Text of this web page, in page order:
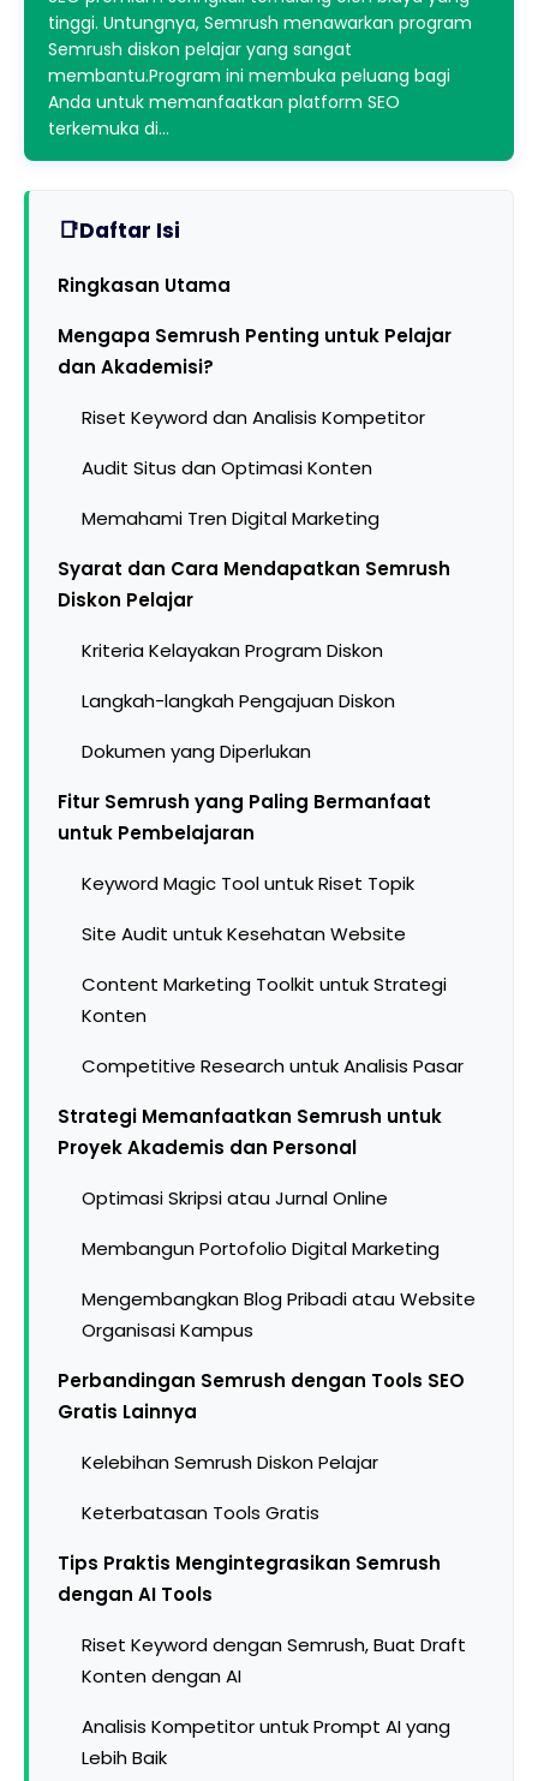
tinggi. Untungnya, Semrush menawarkan program
Semrush diskon pelajar yang sangat
membantu.Program ini membuka peluang bagi
Anda untuk memanfaatkan platform SEO
terkemuka di…
Daftar Isi
Ringkasan Utama
Mengapa Semrush Penting untuk Pelajar
dan Akademisi?
Riset Keyword dan Analisis Kompetitor
Audit Situs dan Optimasi Konten
Memahami Tren Digital Marketing
Syarat dan Cara Mendapatkan Semrush
Diskon Pelajar
Kriteria Kelayakan Program Diskon
Langkah-langkah Pengajuan Diskon
Dokumen yang Diperlukan
Fitur Semrush yang Paling Bermanfaat
untuk Pembelajaran
Keyword Magic Tool untuk Riset Topik
Site Audit untuk Kesehatan Website
Content Marketing Toolkit untuk Strategi
Konten
Competitive Research untuk Analisis Pasar
Strategi Memanfaatkan Semrush untuk
Proyek Akademis dan Personal
Optimasi Skripsi atau Jurnal Online
Membangun Portofolio Digital Marketing
Mengembangkan Blog Pribadi atau Website
Organisasi Kampus
Perbandingan Semrush dengan Tools SEO
Gratis Lainnya
Kelebihan Semrush Diskon Pelajar
Keterbatasan Tools Gratis
Tips Praktis Mengintegrasikan Semrush
dengan AI Tools
Riset Keyword dengan Semrush, Buat Draft
Konten dengan AI
Analisis Kompetitor untuk Prompt AI yang
Lebih Baik